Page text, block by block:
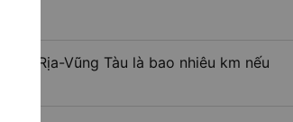
Bà Rịa-Vũng Tàu là bao nhiêu km nếu